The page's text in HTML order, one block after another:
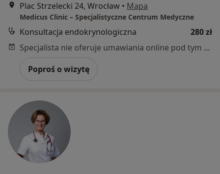
Plac Strzelecki 24, Wrocław • Mapa
Medicus Clinic – Specjalistyczne Centrum Medyczne
Konsultacja endokrynologiczna
280 zł
Specjalista nie oferuje umawiania online pod tym adresem.
Poproś o wizytę